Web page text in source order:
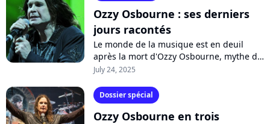
Ozzy Osbourne : ses derniers
jours racontés
Le monde de la musique est en deuil
après la mort d'Ozzy Osbourne, mythe du
heavy metal, qui luttait depuis des
July 24, 2025
Dossier spécial
Ozzy Osbourne en trois